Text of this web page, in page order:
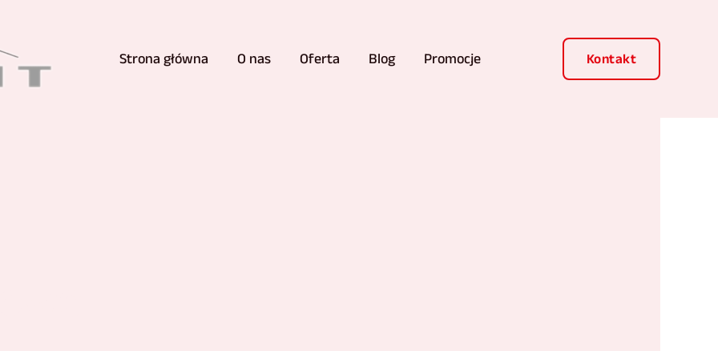
Strona główna O nas Oferta Blog Promocje Kontakt